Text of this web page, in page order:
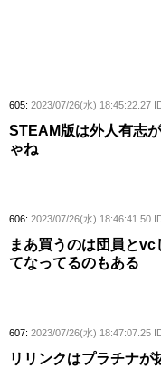
605: 2023/07/26(水) 18:45:22.27
STEAM版は外人有志
ゃね
606: 2023/07/26(水) 18:46:41.50
まあ買うのは団員と
てなってるのもある
607: 2023/07/26(水) 18:47:07.25
リリンクはプラチナが